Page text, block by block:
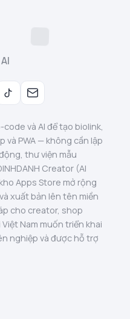
code và AI để tạo biolink,
PWA — không cần lập
thư viện mẫu
Creator (AI
Apps Store mở rộng
xuất bản lên tên miền
cho creator, shop
Nam muốn triển khai
nghiệp và được hỗ trợ